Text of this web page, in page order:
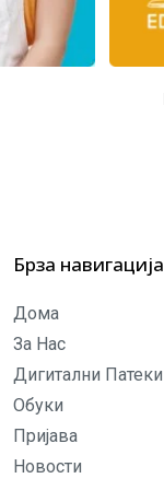
Брза навигација
Дома
За Нас
Дигитални Патеки
Обуки
Пријава
Новости